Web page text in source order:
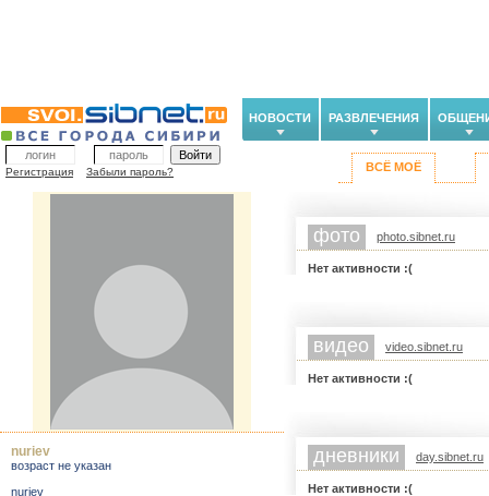
НОВОСТИ РАЗВЛЕЧЕНИЯ
Регистрация Забыли пароль? ВСЁ МОЁ
фото photo.sibnet.ru
Нет активности :(
видео video.sibnet.ru
Нет активности :(
дневники day.sibnet.ru
Нет активности :(
nuriev
возраст не указан
nuriev